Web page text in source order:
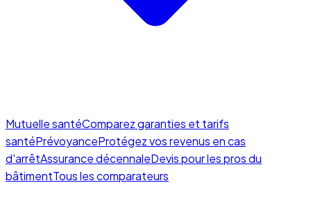
Mutuelle santéComparez garanties et tarifs
santéPrévoyanceProtégez vos revenus en cas
d'arrêtAssurance décennaleDevis pour les pros du
bâtimentTous les comparateurs